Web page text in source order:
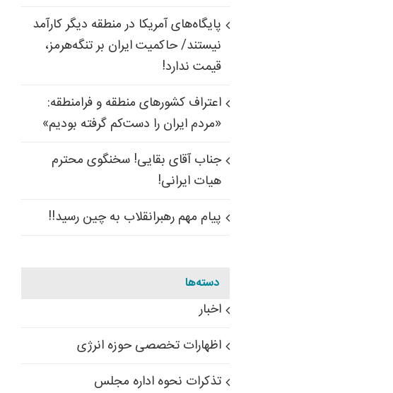
پایگاه‌های آمریکا در منطقه دیگر کارآمد
نیستند/ حاکمیت ایران بر تنگه‌هرمز،
قیمت ندارد!
اعتراف کشورهای منطقه و فرامنطقه:
«مردم ایران را دست‌کم گرفته بودیم»
جناب آقای بقایی! سخنگوی محترم
هیات ایرانی!
پیام مهم رهبرانقلاب به چین رسید!!
دسته‌ها
اخبار
اظهارات تخصصی حوزه انرژی
تذکرات نحوه اداره مجلس